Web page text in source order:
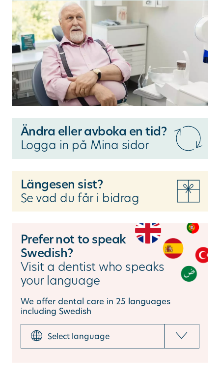
Ändra eller avboka en tid?
Logga in på Mina sidor
Längesen sist?
Se vad du får i bidrag
Prefer not to speak
Swedish?
Visit a dentist who speaks
your language
We offer dental care in 25 languages
including Swedish